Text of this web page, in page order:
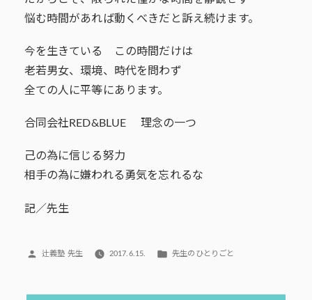
悩む時間があれば動くべきだと訴え続けます。
今を生きている この時間だけは
老若男女、環境、時代を問わず
全ての人に平等にあります。
合同会社RED&BLUE 理念の一つ
己の為に信じる努力
相手の為に嫌われる勇気を忘れるな
記／先生
投
辻義塾 先生 2017.6.15.
カ
リ
先生のひとりごと